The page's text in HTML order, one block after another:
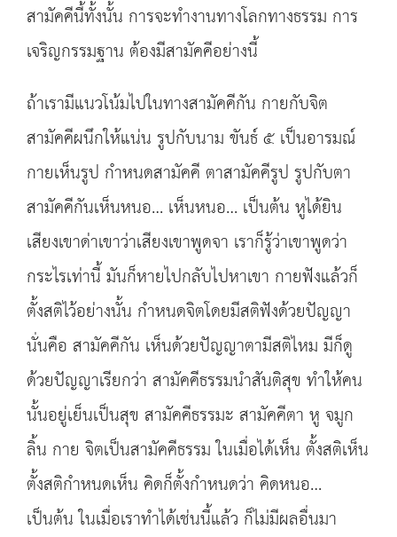
สามัคคีนี้ทั้งนั้น การจะทำงานทางโลกทางธรรม การ
เจริญกรรมฐาน ต้องมีสามัคคีอย่างนี้
ถ้าเรามีแนวโน้มไปในทางสามัคคีกัน กายกับจิต
สามัคคีผนึกให้แน่น รูปกับนาม ขันธ์ ๕ เป็นอารมณ์
กายเห็นรูป กำหนดสามัคคี ตาสามัคคีรูป รูปกับตา
สามัคคีกันเห็นหนอ… เห็นหนอ… เป็นต้น หูได้ยิน
เสียงเขาด่าเขาว่าเสียงเขาพูดจา เราก็รู้ว่าเขาพูดว่า
กระไรเท่านี้ มันก็หายไปกลับไปหาเขา กายฟังแล้วก็
ตั้งสติไว้อย่างนั้น กำหนดจิตโดยมีสติฟังด้วยปัญญา
นั่นคือ สามัคคีกัน เห็นด้วยปัญญาตามีสติไหม มีก็ดู
ด้วยปัญญาเรียกว่า สามัคคีธรรมนำสันติสุข ทำให้คน
นั้นอยู่เย็นเป็นสุข สามัคคีธรรมะ สามัคคีตา หู จมูก
ลิ้น กาย จิตเป็นสามัคคีธรรม ในเมื่อได้เห็น ตั้งสติเห็น
ตั้งสติกำหนดเห็น คิดก็ตั้งกำหนดว่า คิดหนอ…
เป็นต้น ในเมื่อเราทำได้เช่นนี้แล้ว ก็ไม่มีผลอื่นมา